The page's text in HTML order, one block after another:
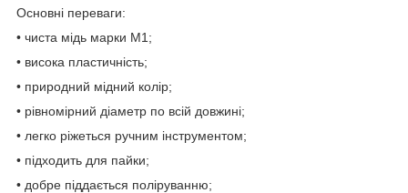
Основні переваги:
• чиста мідь марки М1;
• висока пластичність;
• природний мідний колір;
• рівномірний діаметр по всій довжині;
• легко ріжеться ручним інструментом;
• підходить для пайки;
• добре піддається поліруванню;